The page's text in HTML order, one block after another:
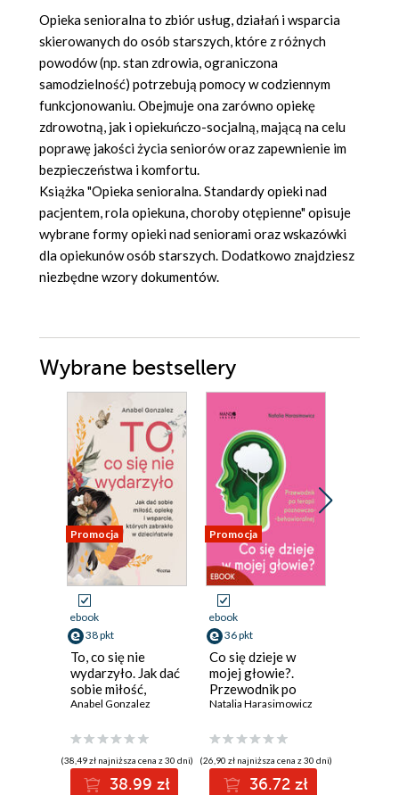
Opieka senioralna to zbiór usług, działań i wsparcia
skierowanych do osób starszych, które z różnych
powodów (np. stan zdrowia, ograniczona
samodzielność) potrzebują pomocy w codziennym
funkcjonowaniu. Obejmuje ona zarówno opiekę
zdrowotną, jak i opiekuńczo-socjalną, mającą na celu
poprawę jakości życia seniorów oraz zapewnienie im
bezpieczeństwa i komfortu.
Książka "Opieka senioralna. Standardy opieki nad
pacjentem, rola opiekuna, choroby otępienne" opisuje
wybrane formy opieki nad seniorami oraz wskazówki
dla opiekunów osób starszych. Dodatkowo znajdziesz
niezbędne wzory dokumentów.
Wybrane bestsellery
Promocja
ebook
38 pkt
To, co się nie
wydarzyło. Jak dać
sobie miłość,
opiekę i wsparcie,
dzieciństwie
Anabel Gonzalez
(38,49 zł najniższa cena z 30 dni)
38.99 zł
Promocja
ebook
36 pkt
Co się dzieje w
mojej głowie?.
Przewodnik po
terapii
behawioralnej
Natalia Harasimowicz
(26,90 zł najniższa cena z 30 dni)
36.72 zł